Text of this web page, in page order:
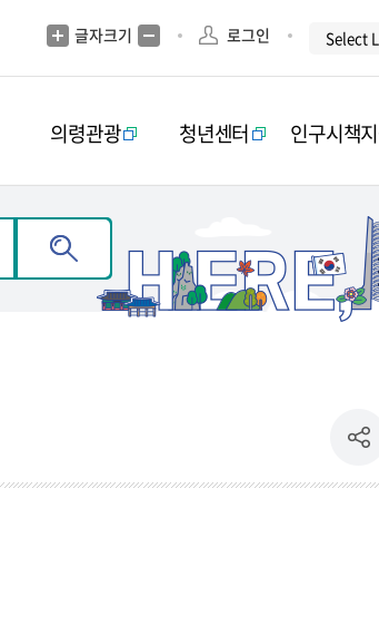
글자크기 로그인
의령관광 청년센터 인구시책